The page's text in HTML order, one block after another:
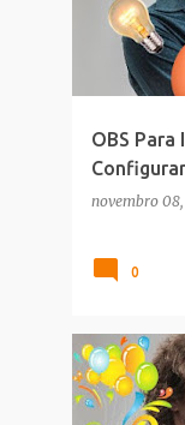
OBS Para
novembro
0
DEIXO A DICA